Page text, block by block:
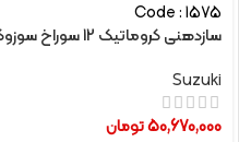
Code : 1575
سازدهنی کروماتیک 12 سوراخ سوزوکی مدل SCX-48
Suzuki
50,670,000تومان